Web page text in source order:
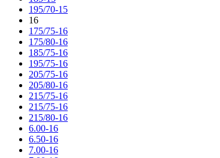
195/70-15
16
175/75-16
175/80-16
185/75-16
195/75-16
205/75-16
205/80-16
215/75-16
215/75-16
215/80-16
6.00-16
6.50-16
7.00-16